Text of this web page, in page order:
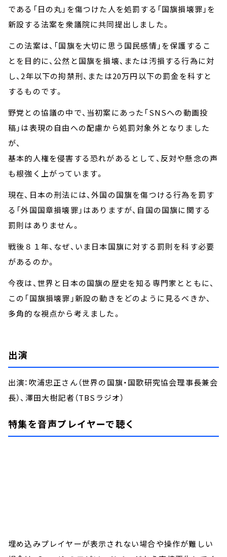
である「日の丸」を傷つけた人を処罰する「国旗損壊罪」を
新設する法案を衆議院に共同提出しました。
この法案は、「国旗を大切に思う国民感情」を保護するこ
とを目的に、公然と国旗を損壊、または汚損する行為に対
し、2年以下の拘禁刑、または20万円以下の罰金を科すと
するものです。
野党との協議の中で、当初案にあった「SNSへの動画投
稿」は表現の自由への配慮から処罰対象外となりました
が、
基本的人権を侵害する恐れがあるとして、反対や懸念の声
も根強く上がっています。
現在、日本の刑法には、外国の国旗を傷つける行為を罰す
る「外国国章損壊罪」はありますが、自国の国旗に関する
罰則はありません。
戦後８１年、なぜ、いま日本国旗に対する罰則を科す必要
があるのか。
今夜は、世界と日本の国旗の歴史を知る専門家とともに、
この「国旗損壊罪」新設の動きをどのように見るべきか、
多角的な視点から考えました。
出演
出演：吹浦忠正さん（世界の国旗・国歌研究協会理事長兼会
長）、澤田大樹記者（TBSラジオ）
特集を音声プレイヤーで聴く
埋め込みプレイヤーが表示されない場合や操作が難しい